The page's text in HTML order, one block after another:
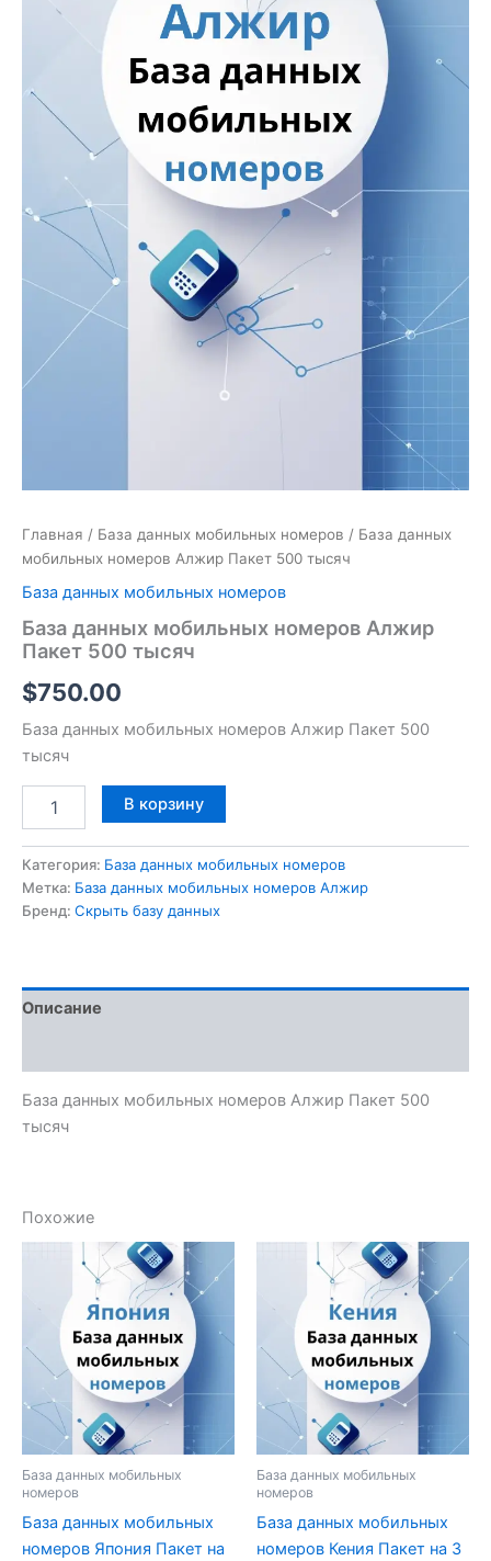
Главная / База данных мобильных номеров / База данных
мобильных номеров Алжир Пакет 500 тысяч
База данных мобильных номеров
База данных мобильных номеров Алжир
Пакет 500 тысяч
$750.00
База данных мобильных номеров Алжир Пакет 500
тысяч
В корзину
Категория: База данных мобильных номеров
Метка: База данных мобильных номеров Алжир
Бренд: Скрыть базу данных
Описание
База данных мобильных номеров Алжир Пакет 500
тысяч
Похожие
База данных мобильных
номеров
База данных мобильных
номеров Япония Пакет на
База данных мобильных
номеров
База данных мобильных
номеров Кения Пакет на 3